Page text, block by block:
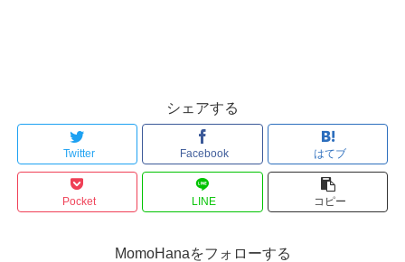
シェアする
Twitter Facebook はてブ
Pocket LINE コピー
MomoHanaをフォローする